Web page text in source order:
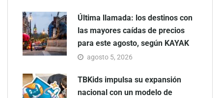
Última llamada: los destinos con
las mayores caídas de precios
para este agosto, según KAYAK
agosto 5, 2026
TBKids impulsa su expansión
nacional con un modelo de